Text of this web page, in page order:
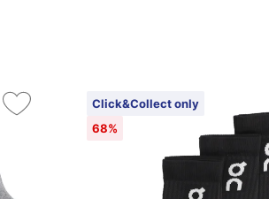
Click&Collect only
68%